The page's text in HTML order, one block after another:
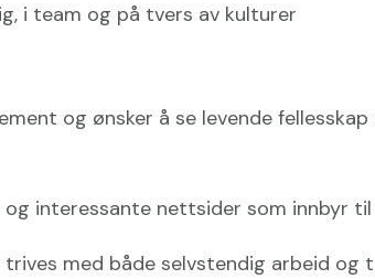
i team og på tvers av kulturer
og ønsker å se levende
og interessante nettsider som innbyr
med både selvstendig arbeid og